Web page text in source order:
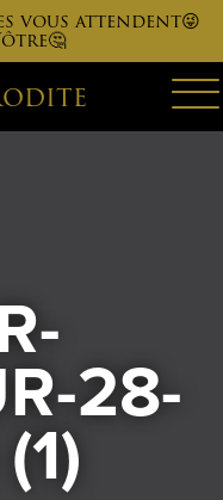
vous attendent😜
28-